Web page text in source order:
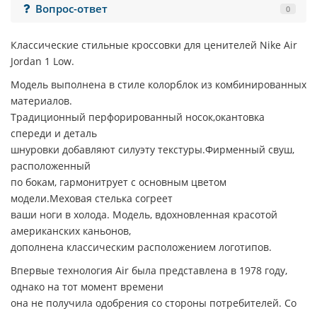
Вопрос-ответ
0
Классические стильные кроссовки для ценителей Nike Air
Jordan 1 Low.
Модель выполнена в стиле колорблок из комбинированных
материалов.
Традиционный перфорированный носок,окантовка
спереди и деталь
шнуровки добавляют силуэту текстуры.Фирменный свуш,
расположенный
по бокам, гармонитрует с основным цветом
модели.Меховая стелька согреет
ваши ноги в холода. Модель, вдохновленная красотой
американских каньонов,
дополнена классическим расположением логотипов.
Впервые технология Air была представлена в 1978 году,
однако на тот момент времени
она не получила одобрения со стороны потребителей. Со